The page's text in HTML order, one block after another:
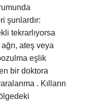
şunlardır:
tekrarlıyorsa
ateş veya
eşlik
bir doktora
. Kılların